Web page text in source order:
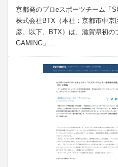
京都発のプロeスポーツチーム「
株式会社BTX（本社：京都市中
彦、以下、BTX）は、滋賀県初
GAMING」…